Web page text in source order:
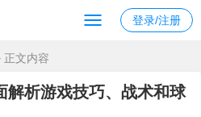
登录/注册
正文内容
解析游戏技巧、战术和球